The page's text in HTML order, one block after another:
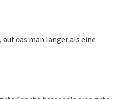
das man länger als eine